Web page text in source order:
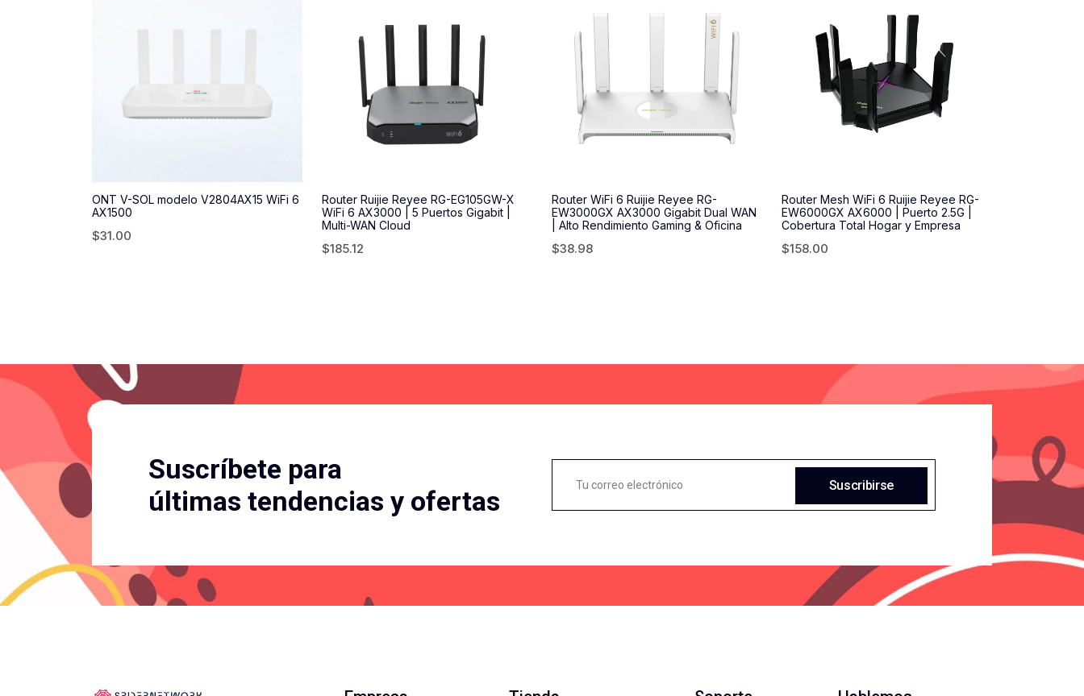
ONT V-SOL modelo V2804AX15 WiFi 6
AX1500
$31.00
Router Ruijie Reyee RG-EG105GW-X
WiFi 6 AX3000 | 5 Puertos Gigabit |
Multi-WAN Cloud
$185.12
Router WiFi 6 Ruijie Reyee RG-
EW3000GX AX3000 Gigabit Dual WAN
| Alto Rendimiento Gaming & Oficina
$38.98
Router Mesh WiFi 6 Ruijie Reyee RG-
EW6000GX AX6000 | Puerto 2.5G |
Cobertura Total Hogar y Empresa
$158.00
Suscríbete para
últimas tendencias y ofertas
Suscribirse